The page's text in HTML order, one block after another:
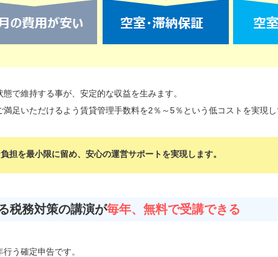
で維持する事が、安定的な収益を生みます。
足いただけるよう賃貸管理手数料を2％～5％という低コストを実現
担を最小限に留め、安心の運営サポートを実現します。
税務対策の講演が毎年、無料で受講できる
う確定申告です。